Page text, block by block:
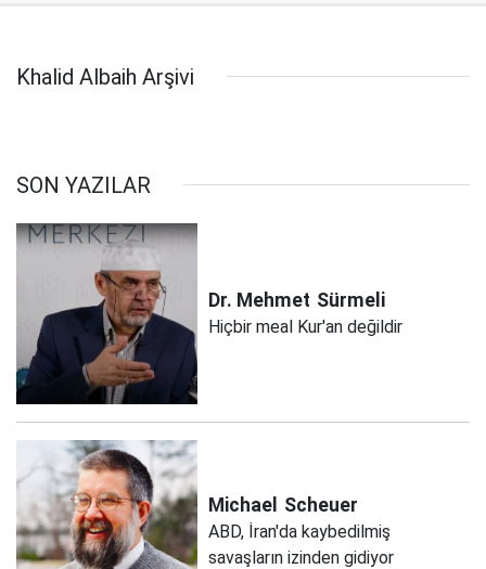
Khalid Albaih Arşivi
SON YAZILAR
Dr. Mehmet Sürmeli
Hiçbir meal Kur'an değildir
Michael Scheuer
ABD, İran'da kaybedilmiş
savaşların izinden gidiyor